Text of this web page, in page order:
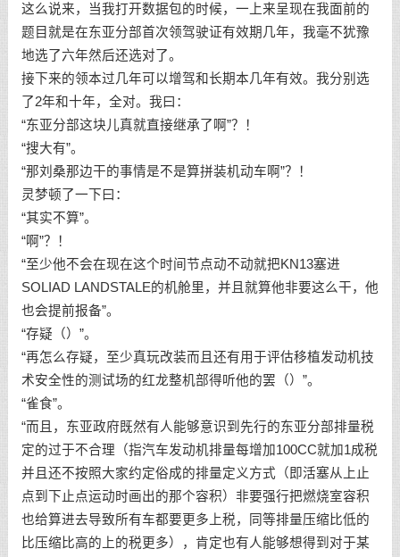
这么说来，当我打开数据包的时候，一上来呈现在我面前的
题目就是在东亚分部首次领驾驶证有效期几年，我毫不犹豫
地选了六年然后还选对了。
接下来的领本过几年可以增驾和长期本几年有效。我分别选
了2年和十年，全对。我曰：
“东亚分部这块儿真就直接继承了啊”？！
“搜大有”。
“那刘桑那边干的事情是不是算拼装机动车啊”？！
灵梦顿了一下曰：
“其实不算”。
“啊”？！
“至少他不会在现在这个时间节点动不动就把KN13塞进
SOLIAD LANDSTALE的机舱里，并且就算他非要这么干，他
也会提前报备”。
“存疑（）”。
“再怎么存疑，至少真玩改装而且还有用于评估移植发动机技
术安全性的测试场的红龙整机部得听他的罢（）”。
“雀食”。
“而且，东亚政府既然有人能够意识到先行的东亚分部排量税
定的过于不合理（指汽车发动机排量每增加100CC就加1成税
并且还不按照大家约定俗成的排量定义方式（即活塞从上止
点到下止点运动时画出的那个容积）非要强行把燃烧室容积
也给算进去导致所有车都要更多上税，同等排量压缩比低的
比压缩比高的上的税更多），肯定也有人能够想得到对于某